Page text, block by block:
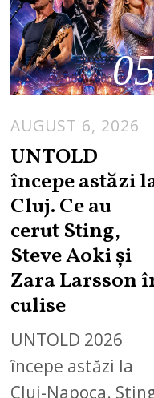
AUGUST 6, 2026
UNTOLD
începe astăzi
Cluj. Ce au
cerut Sting,
Steve Aoki și
Zara Larsson
culise
UNTOLD 2026
începe astăzi la
Cluj-Napoca.